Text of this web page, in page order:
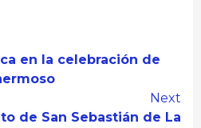
en la celebración de
Next
de San Sebastián de La